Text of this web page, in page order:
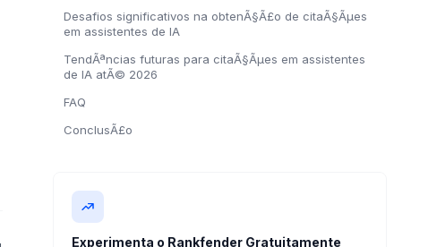
Desafios significativos na obtenÃ§Ã£o de citaÃ§Ãµes
em assistentes de IA
TendÃªncias futuras para citaÃ§Ãµes em assistentes
de IA atÃ© 2026
FAQ
ConclusÃ£o
Experimenta o Rankfender Gratuitamente